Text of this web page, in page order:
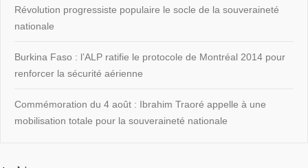
Révolution progressiste populaire le socle de la souveraineté
nationale
Burkina Faso : l’ALP ratifie le protocole de Montréal 2014 pour
renforcer la sécurité aérienne
Commémoration du 4 août : Ibrahim Traoré appelle à une
mobilisation totale pour la souveraineté nationale